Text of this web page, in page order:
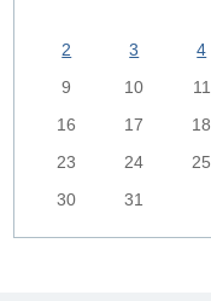
2
3 4
9
10 11
16
17 18
23
24 25
30
31